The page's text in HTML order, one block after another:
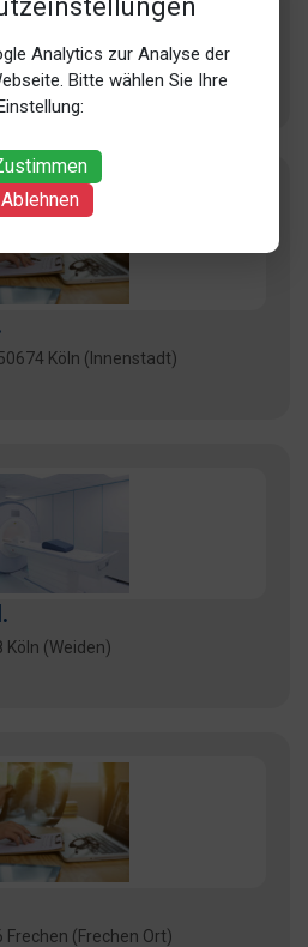
Analytics zur Analyse der
Bitte wählen Sie Ihre
Ablehnen
(Innenstadt)
Köln (Innenstadt)
Köln (Weiden)
(Frechen Ort)